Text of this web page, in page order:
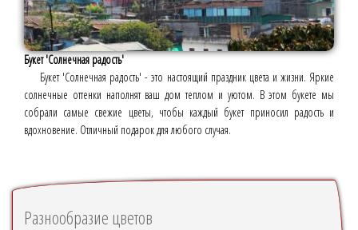
Букет 'Солнечная радость'
Букет 'Солнечная радость' - это настоящий праздник цвета и жизни. Яркие
солнечные оттенки наполнят ваш дом теплом и уютом. В этом букете мы
собрали самые свежие цветы, чтобы каждый букет приносил радость и
вдохновение. Отличный подарок для любого случая.
Разнообразие цветов